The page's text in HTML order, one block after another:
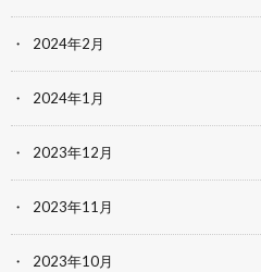
2024年2月
2024年1月
2023年12月
2023年11月
2023年10月